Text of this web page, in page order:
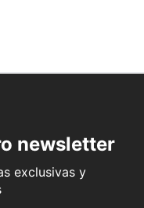
newsletter
exclusivas y